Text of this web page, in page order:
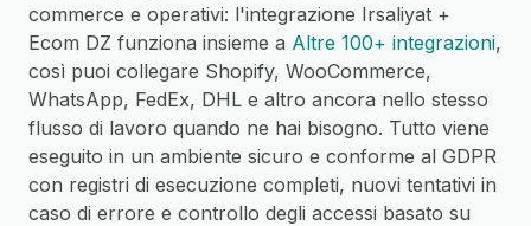
commerce e operativi: l'integrazione Irsaliyat +
Ecom DZ funziona insieme a Altre 100+ integrazioni,
così puoi collegare Shopify, WooCommerce,
WhatsApp, FedEx, DHL e altro ancora nello stesso
flusso di lavoro quando ne hai bisogno. Tutto viene
eseguito in un ambiente sicuro e conforme al GDPR
con registri di esecuzione completi, nuovi tentativi in
caso di errore e controllo degli accessi basato su